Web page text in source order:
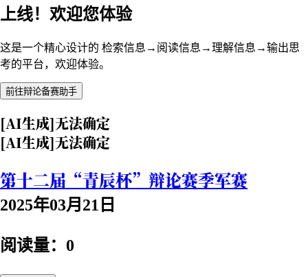
上线！欢迎您体验
这是一个精心设计的 检索信息→阅读信息→理解信息→输出思
考的平台，欢迎体验。
前往辩论备赛助手
[AI生成]无法确定
[AI生成]无法确定
第十二届“青辰杯”辩论赛季军赛
2025年03月21日
阅读量：0